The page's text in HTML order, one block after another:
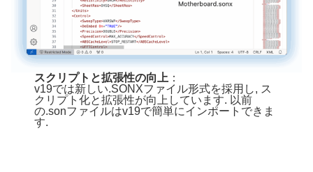
スクリプトと拡張性の向上 ：
v19では新しい.SONXファイル形式を採用し, ス
クリプト化と拡張性が向上しています. 以前
の.sonファイルはv19で簡単にインポートできま
す.